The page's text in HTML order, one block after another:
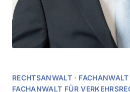
RECHTSANWALT ·
FACHANWALT FÜR